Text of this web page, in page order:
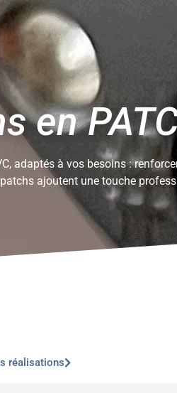
Tout
en
adaptés à vos besoins :
ajoutent une touche
réalisations